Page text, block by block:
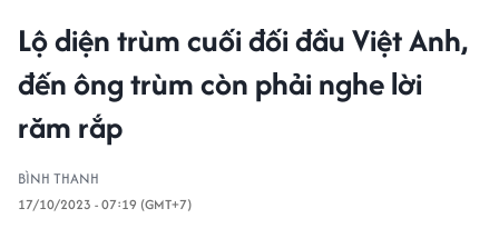
Lộ diện trùm cuối đối đầu Việt Anh,
đến ông trùm còn phải nghe lời
răm rắp
BÌNH THANH
17/10/2023 - 07:19 (GMT+7)